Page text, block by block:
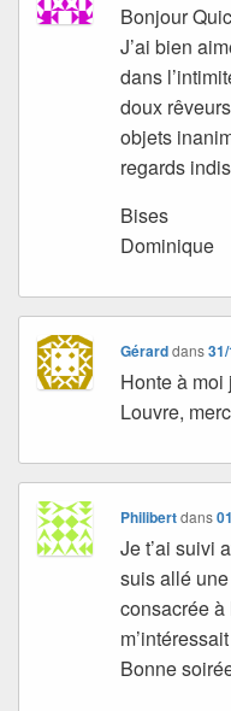
Bonjour
J’ai bien
dans
doux
objets
regards
Bises
Dominique
Gérarddans
Honte à
Louvre,
Philibertdans
Je t’ai suivi
suis allé
consacrée à
Bonne